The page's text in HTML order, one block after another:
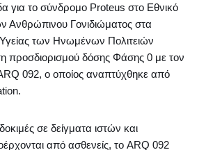
για το σύνδρομο Proteus στο Εθνικό
Ανθρώπινου Γονιδιώματος στα
Υγείας των Ηνωμένων Πολιτειών
προσδιορισμού δόσης Φάσης 0 με τον
092, ο οποίος αναπτύχθηκε από
σε δείγματα ιστών και
από ασθενείς, το ARQ 092